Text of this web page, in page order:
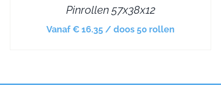
Pinrollen 57x38x12
Vanaf € 16.35 / doos 50 rollen